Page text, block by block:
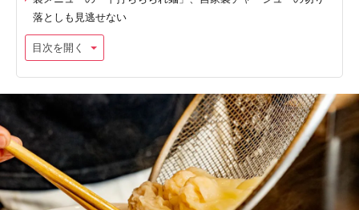
落としも見逃せない
目次を開く